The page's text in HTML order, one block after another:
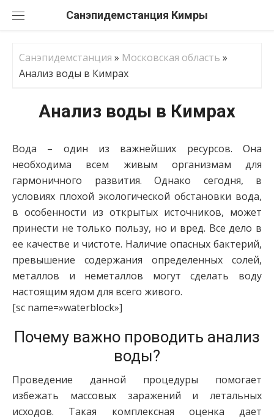
Санэпидемстанция
Санэпидемстанция » Московская область »
Анализ воды в Кимрах
Анализ воды в Кимрах
Вода – один из важнейших ресурсов. Она
необходима всем живым организмам для
гармоничного развития. Однако сегодня, в
условиях плохой экологической обстановки вода,
в особенности из открытых источников, может
принести не только пользу, но и вред. Все дело в
ее качестве и чистоте. Наличие опасных бактерий,
превышение содержания определенных солей,
металлов и неметаллов могут сделать воду
настоящим ядом для всего живого.
[sc name=»waterblock»]
Почему важно проводить анализ
воды?
Проведение данной процедуры помогает
избежать массовых заражений и летальных
исходов. Такая комплексная оценка дает